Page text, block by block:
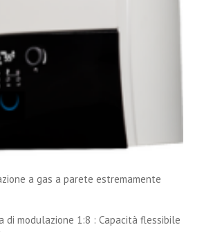
a gas a parete estremamente
di modulazione 1:8 : Capacità flessibile